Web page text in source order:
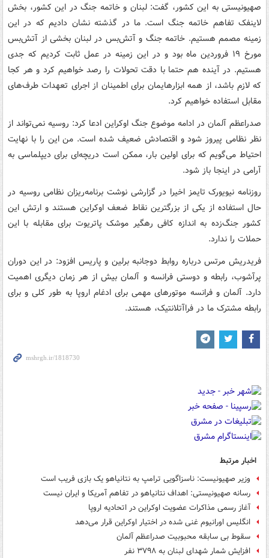
صهیونیستی به این کشور، گفت: لبنان و خاتمه جنگ در این کشور، بخش
لاینفک تفاهم خاتمه جنگ است. ما در گذشته نشان دادیم که در این
زمینه مصمم هستیم. خاتمه جنگ و آتش‌بس در لبنان بخشی از آتش‌بس
مورخ ۱۹ فروردین ماه بود و در این زمینه در عمل ثابت کردیم که جدی
هستیم. در آینده هم حتما با دقت تحولات را رصد خواهیم کرد و هر کجا
که لازم باشد، از همه ابزارهایمان برای اطمینان از اجرای تعهدات طرف‌های
مقابل استفاده خواهیم کرد.
صدراعظم آلمان در ادامه موضوع جنگ اوکراین ادعا کرد: روسیه نمی‌تواند از
نظر نظامی پیروز شود و اقتصادش ضعیف شده است. من این را با نهایت
احتیاط می‌گویم که برای اولین بار، ممکن است دریچه‌ای برای دیپلماسی به
آرامی در اینجا باز شود.
روزنامه نیویورک تایمز اخیرا در گزارشی نوشت برنامه‌ریزان نظامی روسیه در
حال استفاده از یکی از بزرگترین نقاط ضعف اوکراین هستند و ارتش این
کشور جنگ‌زده به اندازه کافی رهگیر موشک پاتریوت برای مقابله با این
حملات را ندارد.
فریدریش مرتس درباره روابط دوجانبه برلین و پاریس افزود: در این دوران
پرآشوب، رابطه و دوستی فرانسه و آلمان بیش از هر زمان دیگری اهمیت
دارد. آلمان و فرانسه موتورهای مهمی برای ادغام اروپا به طور کلی و برای
رابطه مشترک ما در فراآتلانتیک، هستند.
اخبار مرتبط
وزیر صهیونیست: ناسزاگویی ترامپ به نتانیاهو یک بازی فریب است
رسانه صهیونیستی: اهداف نتانیاهو در تفاهم آمریکا و ایران نیست
آغاز رسمی مذاکرات عضویت اوکراین در اتحادیه اروپا
انگلیس اورانیوم غنی شده در اختیار اوکراین قرار می‌دهد
سقوط بی سابقه محبوبیت صدراعظم آلمان
افزایش شمار شهدای لبنان به ۳۷۹۸ نفر